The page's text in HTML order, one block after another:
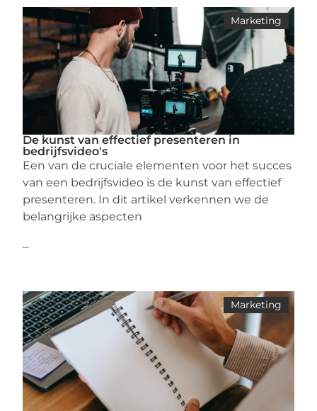
Marketing
De kunst van effectief presenteren in
bedrijfsvideo's
Een van de cruciale elementen voor het succes
van een bedrijfsvideo is de kunst van effectief
presenteren. In dit artikel verkennen we de
belangrijke aspecten
...
Marketing